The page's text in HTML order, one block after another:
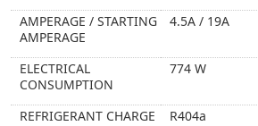
AMPERAGE / STARTING
AMPERAGE
4.5A / 19A
ELECTRICAL
CONSUMPTION
774 W
REFRIGERANT CHARGE
R404a